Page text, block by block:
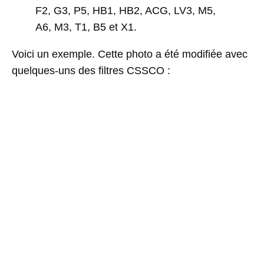
F2, G3, P5, HB1, HB2, ACG, LV3, M5,
A6, M3, T1, B5 et X1.
Voici un exemple. Cette photo a été modifiée avec
quelques-uns des filtres CSSCO :